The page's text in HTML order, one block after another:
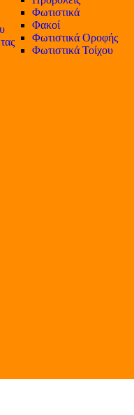
Φωτιστικά
Φακοί
Φωτιστικά Οροφής
Φωτιστικά Τοίχου